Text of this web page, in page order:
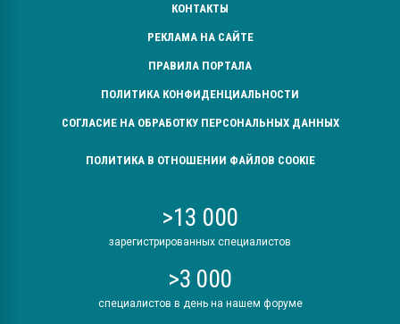
КОНТАКТЫ
РЕКЛАМА НА САЙТЕ
ПРАВИЛА ПОРТАЛА
ПОЛИТИКА КОНФИДЕНЦИАЛЬНОСТИ
СОГЛАСИЕ НА ОБРАБОТКУ ПЕРСОНАЛЬНЫХ ДАННЫХ
ПОЛИТИКА В ОТНОШЕНИИ ФАЙЛОВ COOKIE
>13 000
зарегистрированных специалистов
>3 000
специалистов в день на нашем форуме